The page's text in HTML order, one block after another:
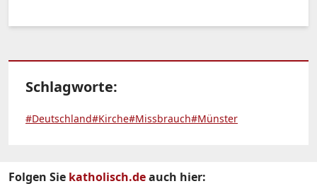
Schlagworte:
#Deutschland#Kirche#Missbrauch#Münster
Folgen Sie katholisch.deauch hier: